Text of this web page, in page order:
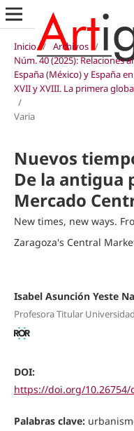
Inicio / Archivos /
Núm. 40 (2025): Relaciones
España (México) y España
XVII y XVIII. La primera
/
Varia
Nuevos
De la antigua
Mercado
New times, new ways.
Zaragoza's Central
Isabel Asunción Yeste
Profesora Titular
DOI:
https://doi.org/10.26754/
Palabras clave: